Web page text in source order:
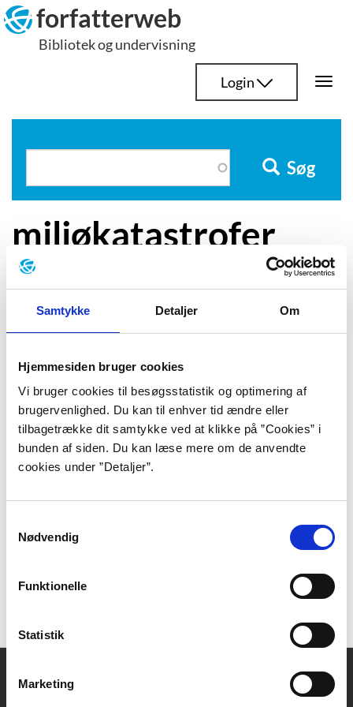
Samtykke Detaljer Om
Hjemmesiden bruger cookies
Vi bruger cookies til besøgsstatistik og optimering af
brugervenlighed. Du kan til enhver tid ændre eller
tilbagetrække dit samtykke ved at klikke på ”Cookies” i
bunden af siden. Du kan læse mere om de anvendte
cookies under ”Detaljer”.
Nødvendig
Funktionelle
Statistik
Marketing
Hop
til
indhold
forfatterweb
Bibliotek og undervisning
Login
Søg
miljøkatastrofer
Johanne Mygind
med en kærlighedsfuld fortælling om tre generationer
af livsduelige kvinder, der har alverden til fælles, men
meget forskellige tider at virke og være i.
Cormac McCarthy
Cormac McCarthys forfatterskab er
grænseoverskridende i mere end én forstand. Dels
beskæftiger han sig med overgangene mellem
ondt og fornuft og irrationalitet.
Kontakt